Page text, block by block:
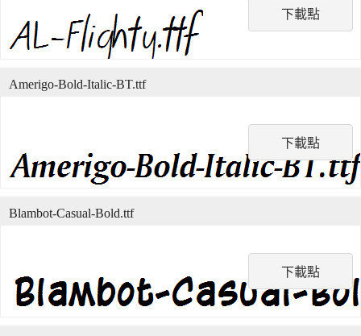
下載點
下載點
Amerigo-Bold-Italic-BT.ttf
下載點
Blambot-Casual-Bold.ttf